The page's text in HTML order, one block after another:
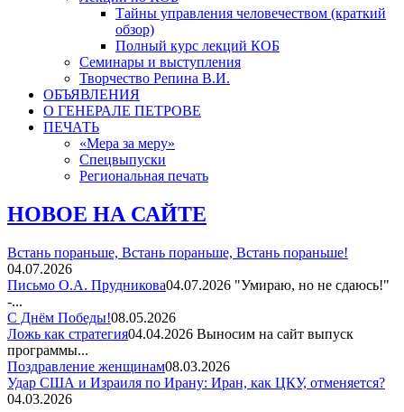
Тайны управления человечеством (краткий
обзор)
Полный курс лекций КОБ
Семинары и выступления
Творчество Репина В.И.
ОБЪЯВЛЕНИЯ
О ГЕНЕРАЛЕ ПЕТРОВЕ
ПЕЧАТЬ
«Мера за меру»
Спецвыпуски
Региональная печать
НОВОЕ НА САЙТЕ
Встань пораньше, Встань пораньше, Встань пораньше!
04.07.2026
Письмо О.А. Прудникова04.07.2026 "Умираю, но не сдаюсь!"
-...
С Днём Победы!08.05.2026
Ложь как стратегия04.04.2026 Выносим на сайт выпуск
программы...
Поздравление женщинам08.03.2026
Удар США и Израиля по Ирану: Иран, как ЦКУ, отменяется?
04.03.2026